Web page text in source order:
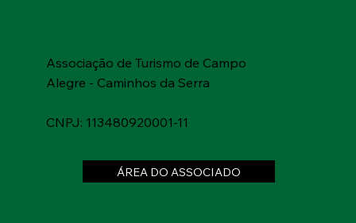
Associação de Turismo de Campo
Alegre - Caminhos da Serra
CNPJ: 113480920001-11
ÁREA DO ASSOCIADO